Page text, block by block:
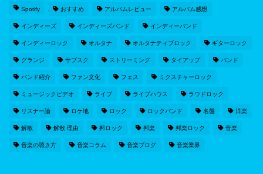
Spotify おすすめ アルバムレビュー アルバム感想
インディーズ インディーズバンド インディーバンド
インディーロック オルタナ オルタナティブロック ギターロック
グランジ サブスク ストリーミング タイアップ バンド
バンド紹介 ファン文化 フェス ミクスチャーロック
ミュージックビデオ ライブ ライブハウス ラウドロック
リスナー論 ロケ地 ロック ロックバンド 名盤 洋楽
解散 解散 理由 邦ロック 邦楽 邦楽ロック 音楽
音楽の聴き方 音楽コラム 音楽ブログ 音楽業界